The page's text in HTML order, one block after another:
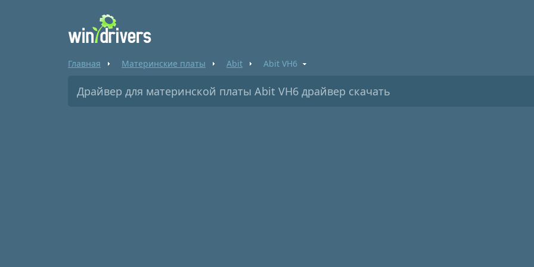
Главная Материнские платы Abit Abit VH6
Драйвер для материнской платы Abit VH6 драйвер скачать